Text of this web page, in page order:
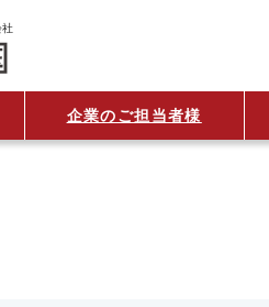
社
企業のご担当者様